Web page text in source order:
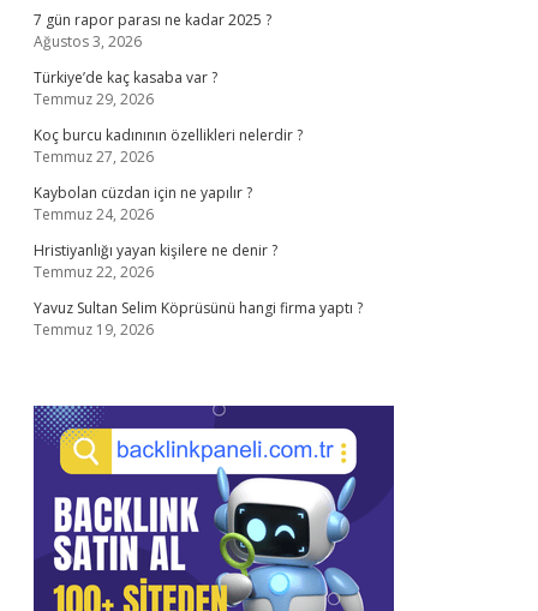
7 gün rapor parası ne kadar 2025 ?
Ağustos 3, 2026
Türkiye’de kaç kasaba var ?
Temmuz 29, 2026
Koç burcu kadınının özellikleri nelerdir ?
Temmuz 27, 2026
Kaybolan cüzdan için ne yapılır ?
Temmuz 24, 2026
Hristiyanlığı yayan kişilere ne denir ?
Temmuz 22, 2026
Yavuz Sultan Selim Köprüsünü hangi firma yaptı ?
Temmuz 19, 2026